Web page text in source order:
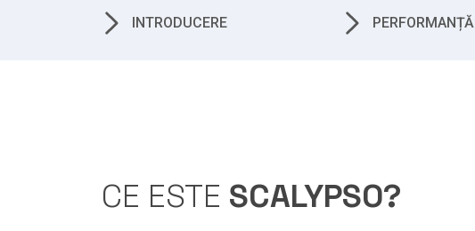
INTRODUCERE PERFORMANȚĂ
CE ESTE SCALYPSO?